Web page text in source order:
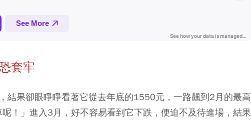
套牢
結果卻眼睜睜看著它從去年底的1550元，一路飆到2月的最高
！」進入3月，好不容易看到它下跌，便迫不及待進場，結果